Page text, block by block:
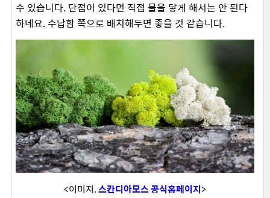
수 있습니다. 단점이 있다면 직접 물을 닿게 해서는 안 된다
하네요. 수납함 쪽으로 배치해두면 좋을 것 같습니다.
<이미지.스칸디아모스 공식홈페이지>